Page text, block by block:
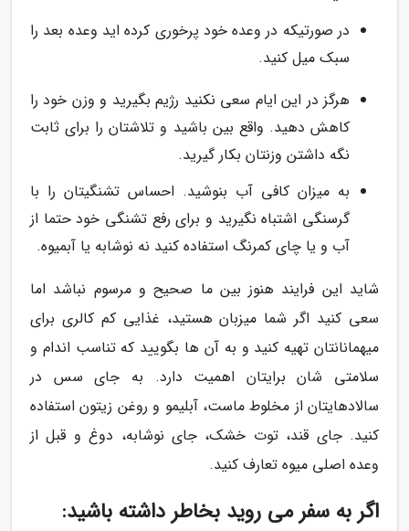
در صورتیکه در وعده خود پرخوری کرده اید وعده بعد را
سبک میل کنید.
هرگز در این ایام سعی نکنید رژیم بگیرید و وزن خود را
کاهش دهید. واقع بین باشید و تلاشتان را برای ثابت
نگه داشتن وزنتان بکار گیرید.
به میزان کافی آب بنوشید. احساس تشنگیتان را با
گرسنگی اشتباه نگیرید و برای رفع تشنگی خود حتما از
آب و یا چای کمرنگ استفاده کنید نه نوشابه یا آبمیوه.
شاید این فرایند هنوز بین ما صحیح و مرسوم نباشد اما
سعی کنید اگر شما میزبان هستید، غذایی کم کالری برای
میهمانانتان تهیه کنید و به آن ها بگویید که تناسب اندام و
سلامتی شان برایتان اهمیت دارد. به جای سس در
سالادهایتان از مخلوط ماست، آبلیمو و روغن زیتون استفاده
کنید. جای قند، توت خشک، جای نوشابه، دوغ و قبل از
وعده اصلی میوه تعارف کنید.
اگر به سفر می روید بخاطر داشته باشید: